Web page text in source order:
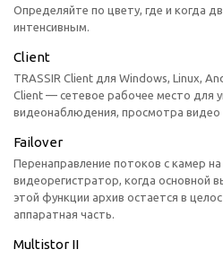
Определяйте по цвету, где и когда
интенсивным.
Client
TRASSIR Client для Windows, Linux,
Client — сетевое рабочее место для
видеонаблюдения, просмотра видео
Failover
Перенаправление потоков с камер
видеорегистратор, когда основной
этой функции архив остается в
аппаратная часть.
Multistor II